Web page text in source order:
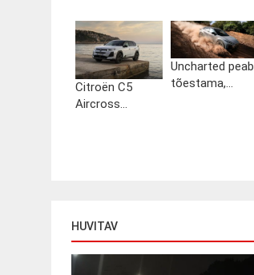
Citroën C5
Aircross...
Uncharted peab
tõestama,...
HUVITAV